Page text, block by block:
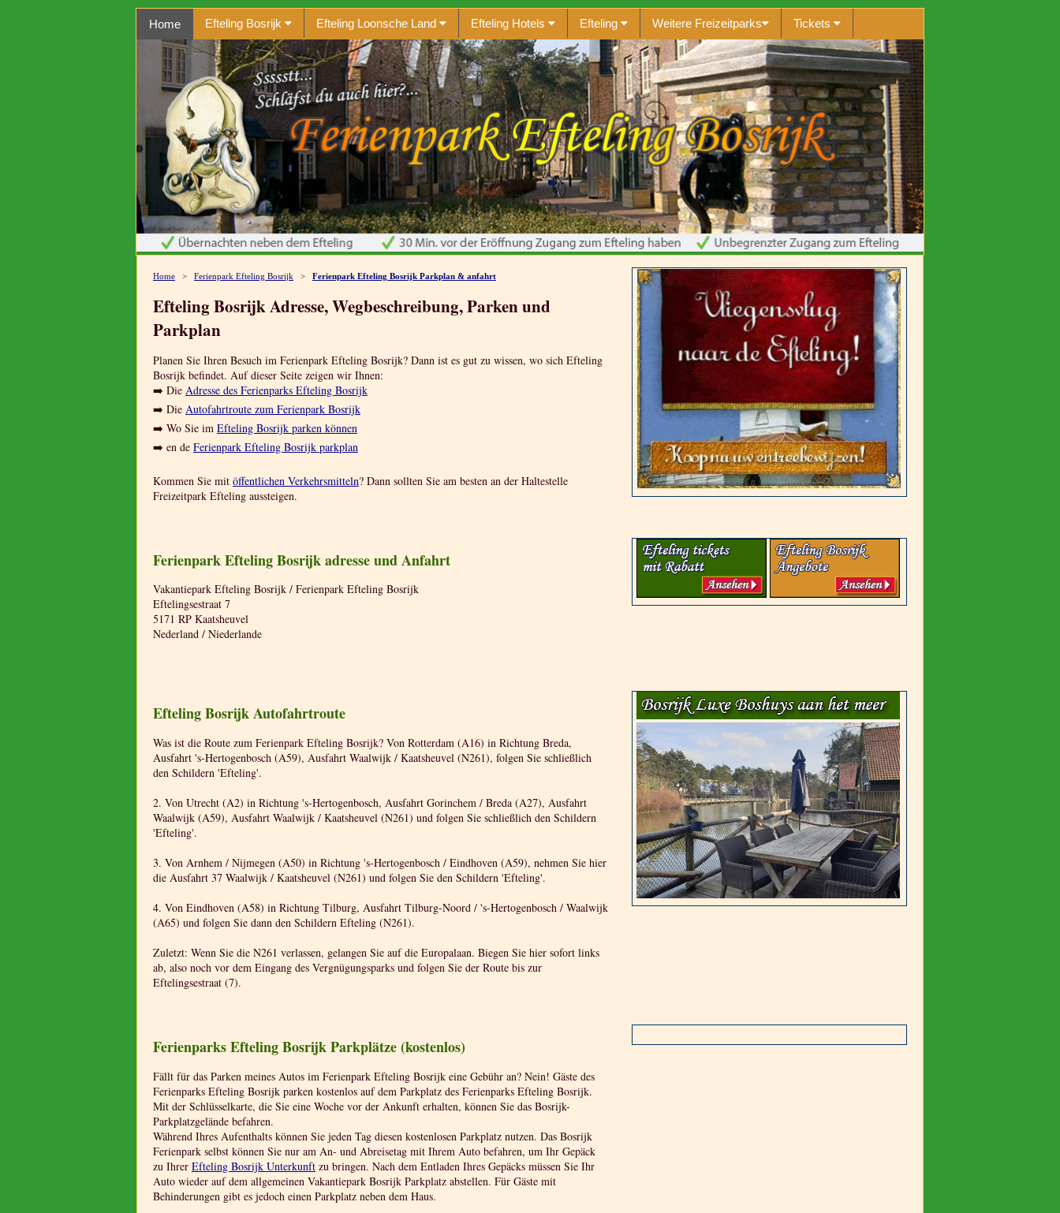
Home Efteling Bosrijk Efteling Loonsche Land Efteling Hotels Efteling Weitere Freizeitparks Tickets
Home> Ferienpark Efteling Bosrijk> Ferienpark Efteling Bosrijk Parkplan & anfahrt
Efteling Bosrijk Adresse, Wegbeschreibung, Parken und
Parkplan
Planen Sie Ihren Besuch im Ferienpark Efteling Bosrijk? Dann ist es gut zu wissen, wo sich Efteling
Bosrijk befindet. Auf dieser Seite zeigen wir Ihnen:
➡️ Die Adresse des Ferienparks Efteling Bosrijk
➡️ Die Autofahrtroute zum Ferienpark Bosrijk
➡️ Wo Sie im Efteling Bosrijk parken können
➡️ en de Ferienpark Efteling Bosrijk parkplan
Kommen Sie mit öffentlichen Verkehrsmitteln? Dann sollten Sie am besten an der Haltestelle
Freizeitpark Efteling aussteigen.
Ferienpark Efteling Bosrijk adresse und Anfahrt
Vakantiepark Efteling Bosrijk / Ferienpark Efteling Bosrijk
Eftelingsestraat 7
5171 RP Kaatsheuvel
Nederland / Niederlande
Efteling Bosrijk Autofahrtroute
Was ist die Route zum Ferienpark Efteling Bosrijk? Von Rotterdam (A16) in Richtung Breda,
Ausfahrt 's-Hertogenbosch (A59), Ausfahrt Waalwijk / Kaatsheuvel (N261), folgen Sie schließlich
den Schildern 'Efteling'.
2. Von Utrecht (A2) in Richtung 's-Hertogenbosch, Ausfahrt Gorinchem / Breda (A27), Ausfahrt
Waalwijk (A59), Ausfahrt Waalwijk / Kaatsheuvel (N261) und folgen Sie schließlich den Schildern
'Efteling'.
3. Von Arnhem / Nijmegen (A50) in Richtung 's-Hertogenbosch / Eindhoven (A59), nehmen Sie hier
die Ausfahrt 37 Waalwijk / Kaatsheuvel (N261) und folgen Sie den Schildern 'Efteling'.
4. Von Eindhoven (A58) in Richtung Tilburg, Ausfahrt Tilburg-Noord / 's-Hertogenbosch / Waalwijk
(A65) und folgen Sie dann den Schildern Efteling (N261).
Zuletzt: Wenn Sie die N261 verlassen, gelangen Sie auf die Europalaan. Biegen Sie hier sofort links
ab, also noch vor dem Eingang des Vergnügungsparks und folgen Sie der Route bis zur
Eftelingsestraat (7).
Ferienparks Efteling Bosrijk Parkplätze (kostenlos)
Fällt für das Parken meines Autos im Ferienpark Efteling Bosrijk eine Gebühr an? Nein! Gäste des
Ferienparks Efteling Bosrijk parken kostenlos auf dem Parkplatz des Ferienparks Efteling Bosrijk.
Mit der Schlüsselkarte, die Sie eine Woche vor der Ankunft erhalten, können Sie das Bosrijk-
Parkplatzgelände befahren.
Während Ihres Aufenthalts können Sie jeden Tag diesen kostenlosen Parkplatz nutzen. Das Bosrijk
Ferienpark selbst können Sie nur am An- und Abreisetag mit Ihrem Auto befahren, um Ihr Gepäck
zu Ihrer Efteling Bosrijk Unterkunftzu bringen. Nach dem Entladen Ihres Gepäcks müssen Sie Ihr
Auto wieder auf dem allgemeinen Vakantiepark Bosrijk Parkplatz abstellen. Für Gäste mit
Behinderungen gibt es jedoch einen Parkplatz neben dem Haus.